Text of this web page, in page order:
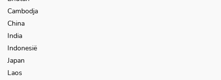
Cambodja
China
India
Indonesië
Japan
Laos